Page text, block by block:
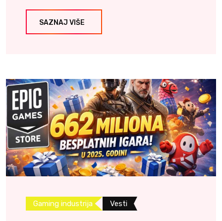
SAZNAJ VIŠE
Gaming industrija Vesti